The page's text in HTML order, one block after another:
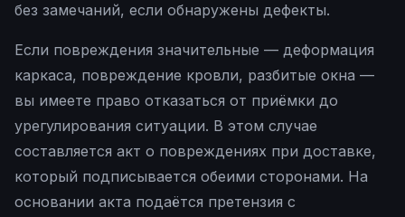
без замечаний, если обнаружены дефекты.
Если повреждения значительные — деформация
каркаса, повреждение кровли, разбитые окна —
вы имеете право отказаться от приёмки до
урегулирования ситуации. В этом случае
составляется акт о повреждениях при доставке,
который подписывается обеими сторонами. На
основании акта подаётся претензия с